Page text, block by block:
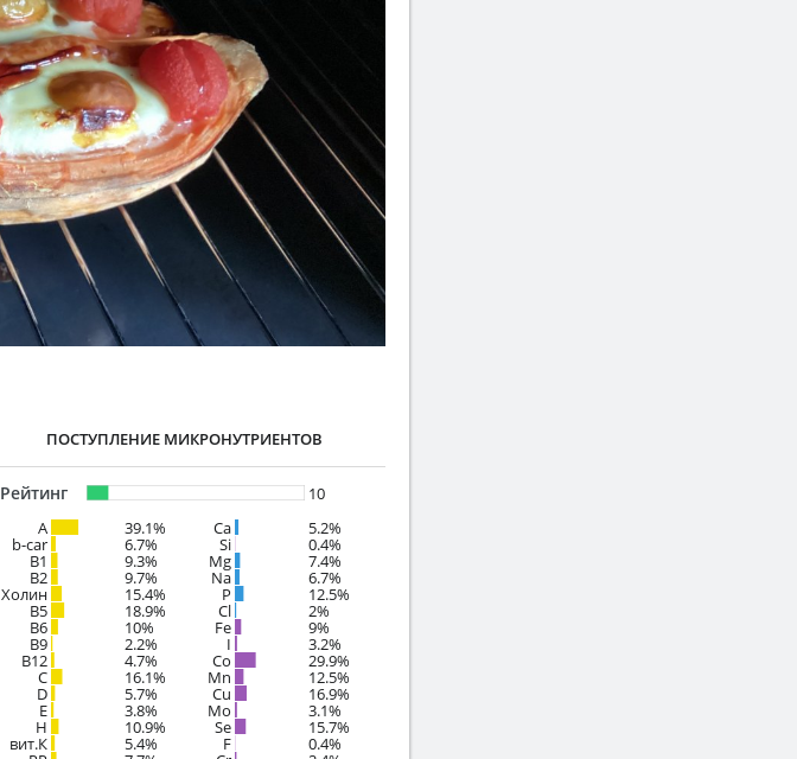
ПОСТУПЛЕНИЕ МИКРОНУТРИЕНТОВ
Рейтинг
10
A
39.1%
b-car 6.7%
В1 9.3%
B2 9.7%
Холин 15.4%
B5 18.9%
B6 10%
B9 2.2%
B12 4.7%
C 16.1%
D 5.7%
E 3.8%
H 10.9%
вит.К 5.4%
Ca 5.2%
Si 0.4%
Mg 7.4%
Na 6.7%
P 12.5%
Cl 2%
Fe 9%
I 3.2%
Co 29.9%
Mn 12.5%
Cu 16.9%
Mo 3.1%
Se 15.7%
F 0.4%